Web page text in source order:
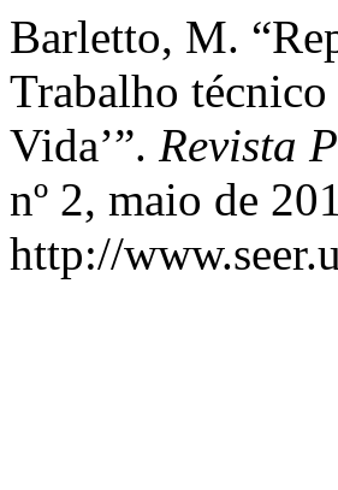
Barletto, M.
Trabalho
Vida’”. Revista
nº 2, maio de
http://